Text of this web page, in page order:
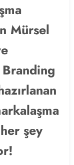
Mürsel
şey